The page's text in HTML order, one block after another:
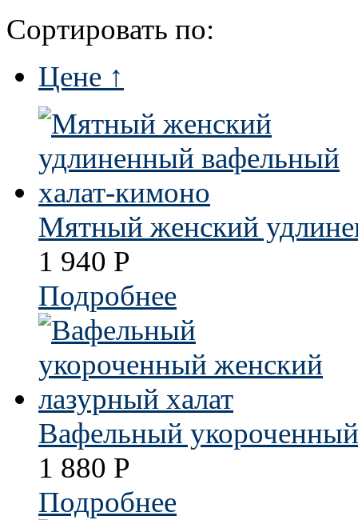
Сортировать по:
Цене ↑
Мятный женский
1 940 Р
Подробнее
Вафельный
1 880 Р
Подробнее